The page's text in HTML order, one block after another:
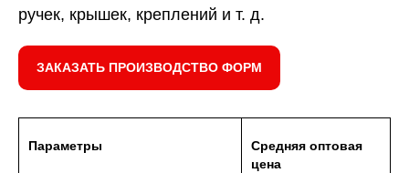
ручек, крышек, креплений и т. д.
ЗАКАЗАТЬ ПРОИЗВОДСТВО ФОРМ
Параметры
Средняя оптовая
цена